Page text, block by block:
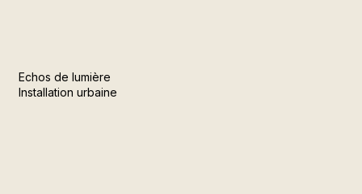
Echos de lumière
Installation urbaine